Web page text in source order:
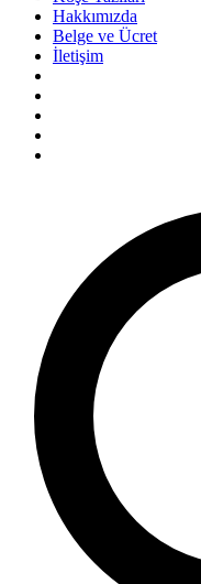
Hakkımızda
Belge ve Ücret
İletişim